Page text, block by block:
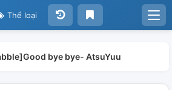
Thể loại
bye bye- AtsuYuu